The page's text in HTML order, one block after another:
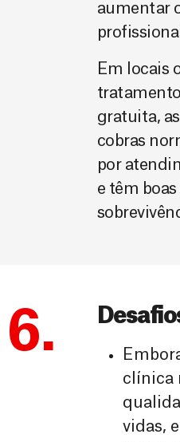
aumentar
Em locais
gratuita,
cobras
por
e têm
6.
clínica
vidas,